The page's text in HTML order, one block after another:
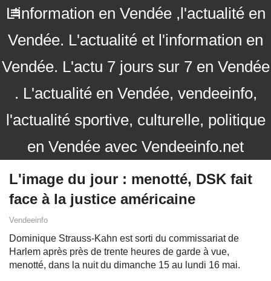
L'information en Vendée ,l'actualité en
Vendée. L'actualité et l'information en
Vendée. L'actu 7 jours sur 7 en Vendée
. L'actualité en Vendée, vendeeinfo,
l'actualité sportive, culturelle, politique
en Vendée avec Vendeeinfo.net
L'image du jour : menotté, DSK fait
face à la justice américaine
Vendeeinfo
Dominique Strauss-Kahn est sorti du commissariat de
Harlem après près de trente heures de garde à vue,
menotté, dans la nuit du dimanche 15 au lundi 16 mai.